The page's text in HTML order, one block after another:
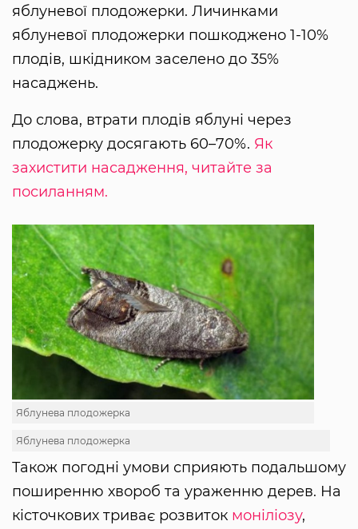
яблуневої плодожерки. Личинками
яблуневої плодожерки пошкоджено 1-10%
плодів, шкідником заселено до 35%
насаджень.
До слова, втрати плодів яблуні через
плодожерку досягають 60–70%. Як
захистити насадження, читайте за
посиланням.
Яблунева плодожерка
Яблунева плодожерка
Також погодні умови сприяють подальшому
поширенню хвороб та ураженню дерев. На
кісточкових триває розвиток моніліозу,